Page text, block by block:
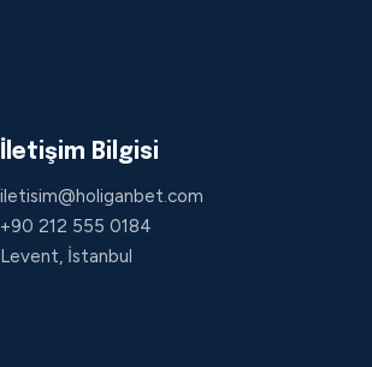
İletişim Bilgisi
iletisim@holiganbet.com
+90 212 555 0184
Levent, İstanbul